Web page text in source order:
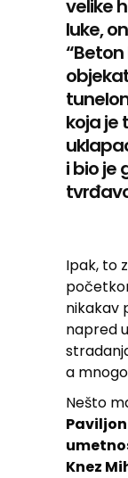
velike
luke,
koja je
i bio je
Ipak, to
nikakav
napred
a
Nešto
Knez